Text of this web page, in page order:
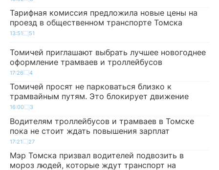
Тарифная комиссия предложила новые цены на
проезд в общественном транспорте Томска
13:51 51
Томичей приглашают выбрать лучшее новогоднее
оформление трамваев и троллейбусов
17:26 4
Томичей просят не парковаться близко к
трамвайным путям. Это блокирует движение
16:00 3
Водителям троллейбусов и трамваев в Томске
пока не стоит ждать повышения зарплат
17:21 27
Мэр Томска призвал водителей подвозить в
мороз людей, которые ждут транспорт на